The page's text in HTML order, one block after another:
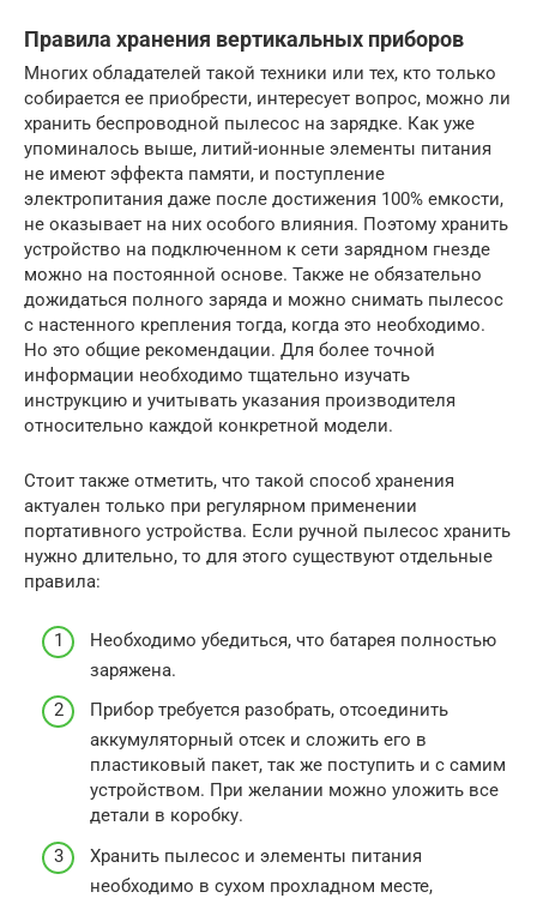
Правила хранения вертикальных приборов
Многих обладателей такой техники или тех, кто только
собирается ее приобрести, интересует вопрос, можно ли
хранить беспроводной пылесос на зарядке. Как уже
упоминалось выше, литий-ионные элементы питания
не имеют эффекта памяти, и поступление
электропитания даже после достижения 100% емкости,
не оказывает на них особого влияния. Поэтому хранить
устройство на подключенном к сети зарядном гнезде
можно на постоянной основе. Также не обязательно
дожидаться полного заряда и можно снимать пылесос
с настенного крепления тогда, когда это необходимо.
Но это общие рекомендации. Для более точной
информации необходимо тщательно изучать
инструкцию и учитывать указания производителя
относительно каждой конкретной модели.
Стоит также отметить, что такой способ хранения
актуален только при регулярном применении
портативного устройства. Если ручной пылесос хранить
нужно длительно, то для этого существуют отдельные
правила:
Необходимо убедиться, что батарея полностью
заряжена.
Прибор требуется разобрать, отсоединить
аккумуляторный отсек и сложить его в
пластиковый пакет, так же поступить и с самим
устройством. При желании можно уложить все
детали в коробку.
Хранить пылесос и элементы питания
необходимо в сухом прохладном месте,